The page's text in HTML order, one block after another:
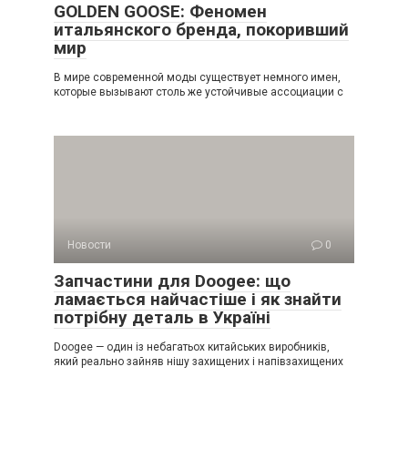
GOLDEN GOOSE: Феномен
итальянского бренда, покоривший
мир
В мире современной моды существует немного имен,
которые вызывают столь же устойчивые ассоциации с
Новости 0
Запчастини для Doogee: що
ламається найчастіше і як знайти
потрібну деталь в Україні
Doogee — один із небагатьох китайських виробників,
який реально зайняв нішу захищених і напівзахищених